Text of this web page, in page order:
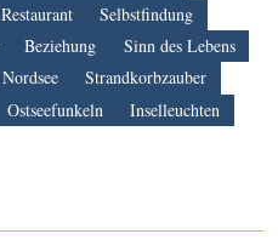
Restaurant
Selbstfindung
Beziehung
Sinn des Lebens
Nordsee
Strandkorbzauber
Ostseefunkeln
Inselleuchten